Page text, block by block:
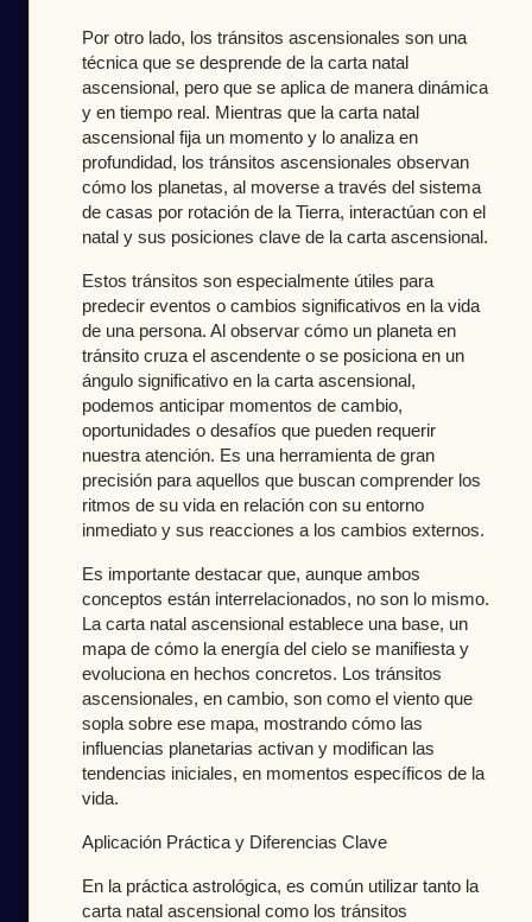
Por otro lado, los tránsitos ascensionales son una
técnica que se desprende de la carta natal
ascensional, pero que se aplica de manera dinámica
y en tiempo real. Mientras que la carta natal
ascensional fija un momento y lo analiza en
profundidad, los tránsitos ascensionales observan
cómo los planetas, al moverse a través del sistema
de casas por rotación de la Tierra, interactúan con el
natal y sus posiciones clave de la carta ascensional.
Estos tránsitos son especialmente útiles para
predecir eventos o cambios significativos en la vida
de una persona. Al observar cómo un planeta en
tránsito cruza el ascendente o se posiciona en un
ángulo significativo en la carta ascensional,
podemos anticipar momentos de cambio,
oportunidades o desafíos que pueden requerir
nuestra atención. Es una herramienta de gran
precisión para aquellos que buscan comprender los
ritmos de su vida en relación con su entorno
inmediato y sus reacciones a los cambios externos.
Es importante destacar que, aunque ambos
conceptos están interrelacionados, no son lo mismo.
La carta natal ascensional establece una base, un
mapa de cómo la energía del cielo se manifiesta y
evoluciona en hechos concretos. Los tránsitos
ascensionales, en cambio, son como el viento que
sopla sobre ese mapa, mostrando cómo las
influencias planetarias activan y modifican las
tendencias iniciales, en momentos específicos de la
vida.
Aplicación Práctica y Diferencias Clave
En la práctica astrológica, es común utilizar tanto la
carta natal ascensional como los tránsitos